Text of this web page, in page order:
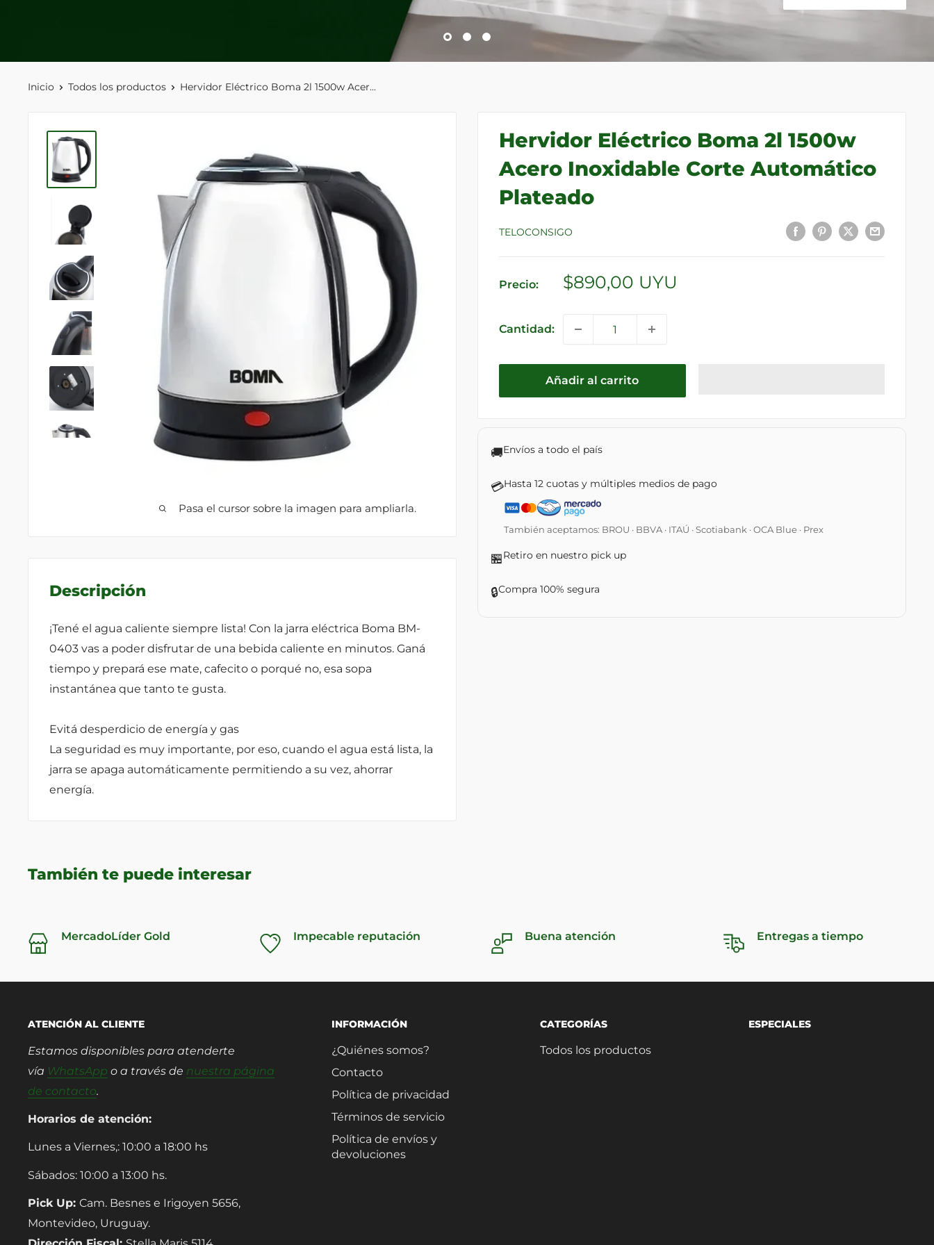
Inicio Todos los productos Hervidor Eléctrico Boma 2l 1500w Acer...
Pasa el cursor sobre la imagen para ampliarla.
Hervidor Eléctrico Boma 2l 1500w
Acero Inoxidable Corte Automático
Plateado
TELOCONSIGO
Precio:
Precio
$890,00 UYU
Cantidad:
Añadir al carrito
🚚Envíos a todo el país
💳Hasta 12 cuotas y múltiples medios de pago
También aceptamos: BROU · BBVA · ITAÚ · Scotiabank · OCA Blue · Prex
🏪Retiro en nuestro pick up
🔒Compra 100% segura
Descripción
¡Tené el agua caliente siempre lista! Con la jarra eléctrica Boma BM-
0403 vas a poder disfrutar de una bebida caliente en minutos. Ganá
tiempo y prepará ese mate, cafecito o porqué no, esa sopa
instantánea que tanto te gusta.
Evitá desperdicio de energía y gas
La seguridad es muy importante, por eso, cuando el agua está lista, la
jarra se apaga automáticamente permitiendo a su vez, ahorrar
energía.
También te puede interesar
MercadoLíder Gold Impecable reputación Buena atención Entregas a tiempo
ATENCIÓN AL CLIENTE
Estamos disponibles para atenderte
vía WhatsApp o a través de nuestra página
de contacto.
Horarios de atención:
Lunes a Viernes,: 10:00 a 18:00 hs
Sábados: 10:00 a 13:00 hs.
Pick Up: Cam. Besnes e Irigoyen 5656,
Montevideo, Uruguay.
INFORMACIÓN
¿Quiénes somos?
Contacto
Política de privacidad
Términos de servicio
Política de envíos y
devoluciones
CATEGORÍAS
Todos los productos
ESPECIALES